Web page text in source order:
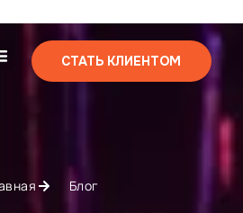
СТАТЬ КЛИЕНТОМ
Блог